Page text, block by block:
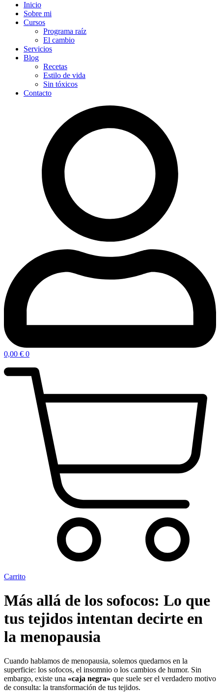
Inicio
Sobre mi
Cursos
Programa raíz
El cambio
Servicios
Blog
Recetas
Estilo de vida
Sin tóxicos
Contacto
0,00 € 0
Carrito
Más allá de los sofocos: Lo que
tus tejidos intentan decirte en
la menopausia
Cuando hablamos de menopausia, solemos quedarnos en la
superficie: los sofocos, el insomnio o los cambios de humor. Sin
embargo, existe una «caja negra» que suele ser el verdadero motivo
de consulta: la transformación de tus tejidos.